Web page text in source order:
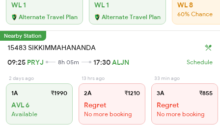
WL 1
Alternate Travel Plan
WL 1
Alternate Travel Plan
WL 8
60% Chance
Nearby Station
15483 SIKKIMMAHANANDA
09:25 PRYJ 8h 05m 17:30ALJN Schedule
2 days ago
1A ₹1990
AVL 6
Available
13 hrs ago
2A ₹1210
Regret
No more booking
33 min ago
3A ₹855
Regret
No more booking